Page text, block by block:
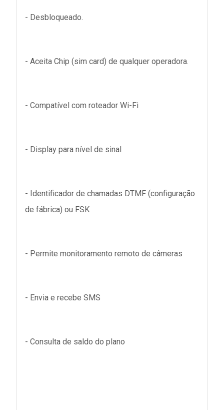
- Desbloqueado.
- Aceita Chip (sim card) de qualquer operadora.
- Compatível com roteador Wi-Fi
- Display para nível de sinal
- Identificador de chamadas DTMF (configuração
de fábrica) ou FSK
- Permite monitoramento remoto de câmeras
- Envia e recebe SMS
- Consulta de saldo do plano